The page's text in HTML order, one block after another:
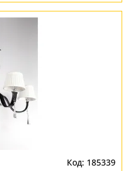
185339